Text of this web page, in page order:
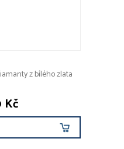
z bílého zlata
Kč